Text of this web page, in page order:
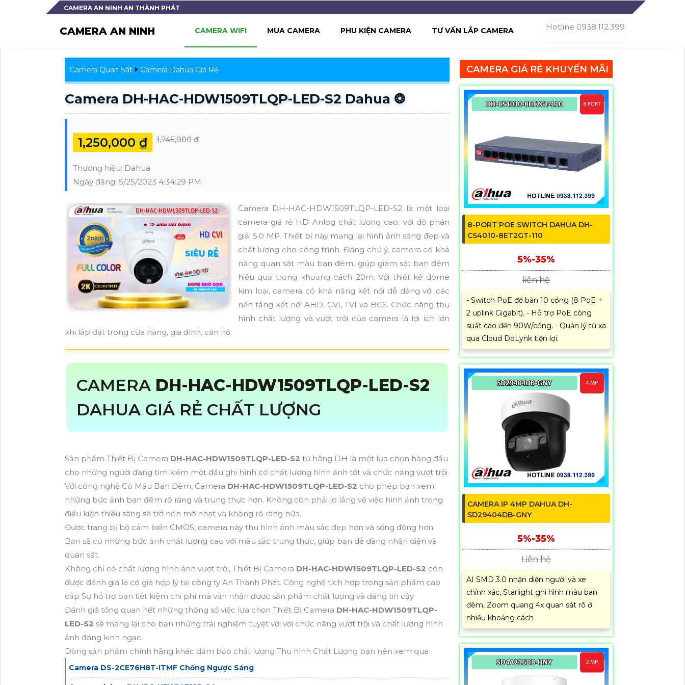
CAMERA AN NINH AN THÀNH PHÁT
CAMERA AN NINH Hotline 0938.112.399
CAMERA WIFI MUA CAMERA PHU KIỆN CAMERA TƯ VẤN LẮP CAMERA
Camera Quan Sát Camera Dahua Giá Rẻ
Camera DH-HAC-HDW1509TLQP-LED-S2 Dahua ❂
1,250,000 ₫ 1,745,000 ₫
Thương hiệu: Dahua
Ngày đăng: 5/25/2023 4:34:29 PM
Camera DH-HAC-HDW1509TLQP-LED-S2 là một loại
camera giá rẻ HD Anlog chất lượng cao, với độ phân
giải 5.0 MP. Thiết bị này mang lại hình ảnh sáng đẹp và
chất lượng cho công trình. Đáng chú ý, camera có khả
năng quan sát màu ban đêm, giúp giám sát ban đêm
hiệu quả trong khoảng cách 20m. Với thiết kế dome
kim loại, camera có khả năng kết nối dễ dàng với các
nền tảng kết nối AHD, CVI, TVI và BCS. Chức năng thu
hình chất lượng và vượt trội của camera là lợi ích lớn
khi lắp đặt trong cửa hàng, gia đình, căn hộ.
CAMERA DH-HAC-HDW1509TLQP-LED-S2
DAHUA GIÁ RẺ CHẤT LƯỢNG
Sản phẩm Thiết Bị Camera DH-HAC-HDW1509TLQP-LED-S2 từ hãng DH là một lựa chọn hàng đầu
cho những người đang tìm kiếm một đầu ghi hình có chất lượng hình ảnh tốt và chức năng vượt trội.
Với công nghệ Có Màu Ban Đêm, Camera DH-HAC-HDW1509TLQP-LED-S2 cho phép bạn xem
những bức ảnh ban đêm rõ ràng và trung thực hơn. Không còn phải lo lắng về việc hình ảnh trong
điều kiện thiếu sáng sẽ trở nên mờ nhạt và không rõ ràng nữa.
Được trang bị bộ cảm biến CMOS, camera này thu hình ảnh màu sắc đẹp hơn và sống động hơn.
Bạn sẽ có những bức ảnh chất lượng cao với màu sắc trung thực, giúp bạn dễ dàng nhận diện và
quan sát.
Không chỉ có chất lượng hình ảnh vượt trội, Thiết Bị Camera DH-HAC-HDW1509TLQP-LED-S2 còn
được đánh giá là có giá hợp lý tại công ty An Thành Phát. Cộng nghệ tích hợp trong sản phẩm cao
cấp Sự hỗ trợ bạn tiết kiệm chi phí mà vẫn nhận được sản phẩm chất lượng và đáng tin cậy.
Đánh giá tổng quan hết những thông số việc lựa chọn Thiết Bị Camera DH-HAC-HDW1509TLQP-
LED-S2 sẽ mang lại cho bạn những trải nghiệm tuyệt vời với chức năng vượt trội và chất lượng hình
ảnh đáng kinh ngạc.
Dòng sản phẩm chính hãng khác đảm bảo chất lượng Thu hình Chất Lượng bạn nên xem qua:
Camera DS-2CE76H8T-ITMF Chống Ngược Sáng
CAMERA GIÁ RẺ KHUYẾN MÃI
8-PORT POE SWITCH DAHUA DH-
CS4010-8ET2GT-110
5%-35%
liên hệ
- Switch PoE để bàn 10 cổng (8 PoE +
2 uplink Gigabit). - Hỗ trợ PoE công
suất cao đến 90W/cổng. - Quản lý từ xa
qua Cloud DoLynk tiện lợi.
CAMERA IP 4MP DAHUA DH-
SD29404DB-GNY
5%-35%
Liên hệ
AI SMD 3.0 nhận diện người và xe
chính xác, Starlight ghi hình màu ban
đêm, Zoom quang 4x quan sát rõ ở
nhiều khoảng cách